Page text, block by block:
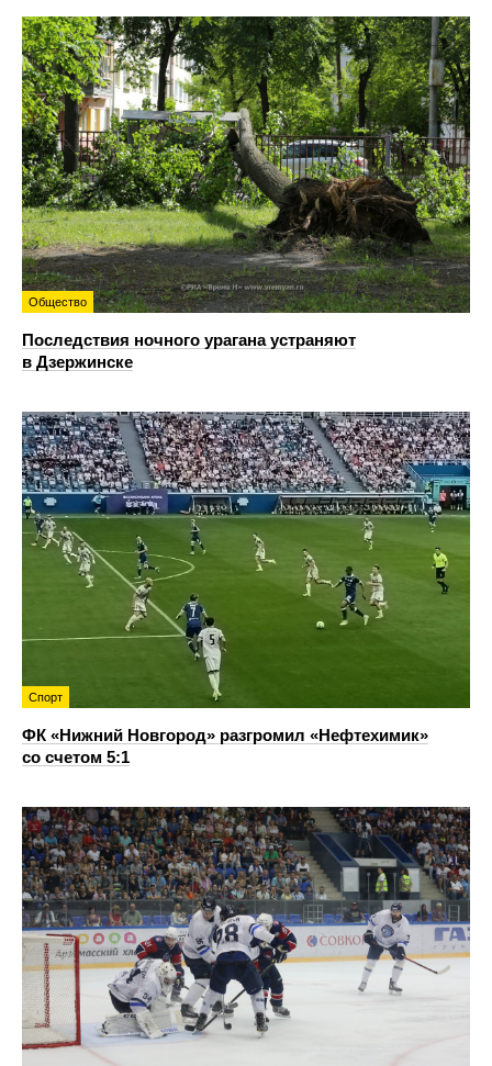
Общество
Последствия ночного урагана устраняют
в Дзержинске
Спорт
ФК «Нижний Новгород» разгромил «Нефтехимик»
со счетом 5:1